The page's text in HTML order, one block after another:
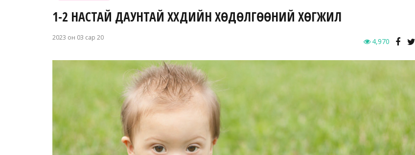
1-2 НАСТАЙ ДАУНТАЙ ХҮҮХДИЙН ХӨДӨЛГӨӨНИЙ ХӨГЖИЛ
2023 он 03 сар 20 4,970